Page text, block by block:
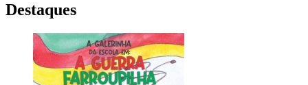
Destaques